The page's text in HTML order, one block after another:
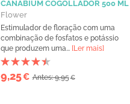
CANABIUM COGOLLADOR 500 ML
Flower
Estimulador de floração com uma
combinação de fosfatos e potássio
que produzem uma... [Ler mais]
9,25€ Antes: 9,95€